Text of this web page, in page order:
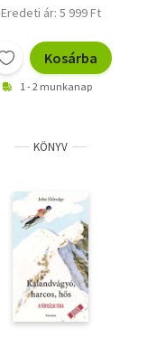
Eredeti ár: 5 999 Ft
Kosárba
1 - 2 munkanap
KÖNYV